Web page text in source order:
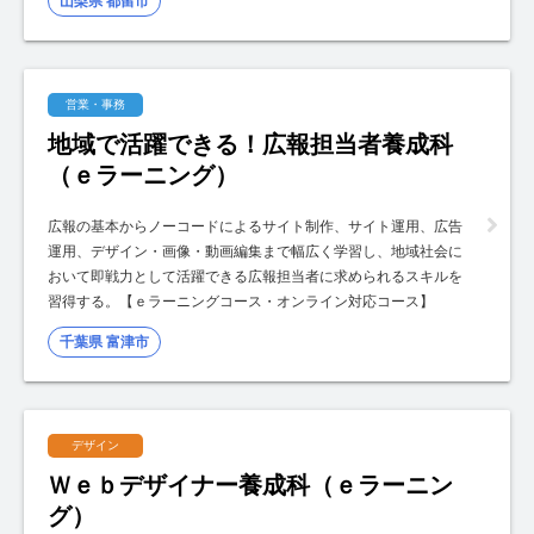
営業・事務
地域で活躍できる！広報担当者養成科
（ｅラーニング）
広報の基本からノーコードによるサイト制作、サイト運用、広告
運用、デザイン・画像・動画編集まで幅広く学習し、地域社会に
おいて即戦力として活躍できる広報担当者に求められるスキルを
習得する。【ｅラーニングコース・オンライン対応コース】
千葉県 富津市
デザイン
Ｗｅｂデザイナー養成科（ｅラーニン
グ）